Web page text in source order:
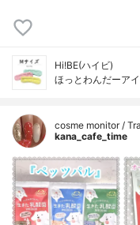
Hi!BE(ハイビ)
ほっとわんだーア
cosme monitor /
kana_cafe_time